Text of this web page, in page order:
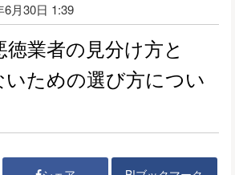
月30日 1:39
業者の見分け方と
ための選び方につい